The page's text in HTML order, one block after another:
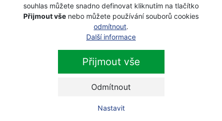
souhlas můžete snadno definovat kliknutím na tlačítko
Přijmout vše nebo můžete používání souborů cookies
odmítnout.
Další informace
Přijmout vše
Odmítnout
Nastavit
Akce Výprodej
Skladem
2 490 Kč
kalhoty Ochrana třídy 1 pro práci s